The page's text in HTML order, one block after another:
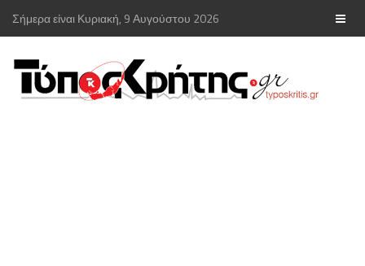
Σήμερα είναι Κυριακή, 9 Αυγούστου 2026